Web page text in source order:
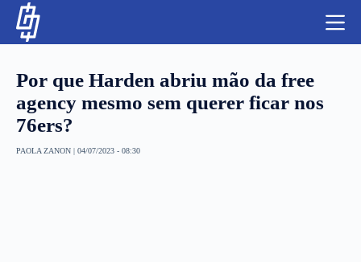
Por que Harden abriu mão da free
agency mesmo sem querer ficar nos
76ers?
PAOLA ZANON | 04/07/2023 - 08:30